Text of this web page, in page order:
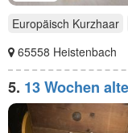
Europäisch Kurzhaar
65558 Heistenbach
5. 13 Wochen